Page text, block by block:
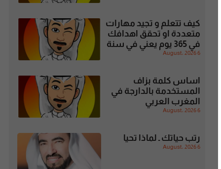
كيف تتعلم و تجيد مهارات
متعددة او تحقق اهدافك
في 365 يوم يعني في سنة
6 August، 2026
اساس كلمة بزاف
المستخدمة بالدارجة في
المغرب العربي
6 August، 2026
رتب حياتك ـ لماذا تحيا
6 August، 2026